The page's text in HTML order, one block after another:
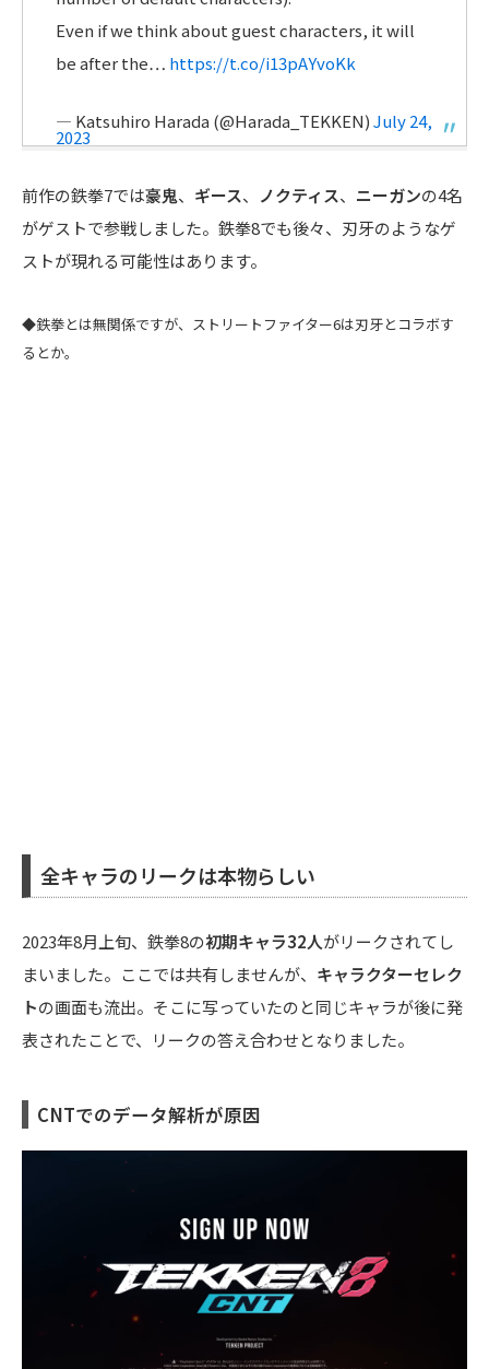
Even if we think about guest characters, it will
be after the… https://t.co/i13pAYvoKk
— Katsuhiro Harada (@Harada_TEKKEN)July 24,
2023
前作の鉄拳7では豪鬼、 ギース、 ノクティス、 ニーガンの4名
がゲストで参戦しました。鉄拳8でも後々、刃牙のようなゲ
ストが現れる可能性はあります。
◆鉄拳とは無関係ですが、ストリートファイター6は刃牙とコラボす
るとか。
全キャラのリークは本物らしい
2023年8月上旬、鉄拳8の初期キャラ32人がリークされてし
まいました。ここでは共有しませんが、 キャラクターセレク
トの画面も流出。そこに写っていたのと同じキャラが後に発
表されたことで、リークの答え合わせとなりました。
CNTでのデータ解析が原因